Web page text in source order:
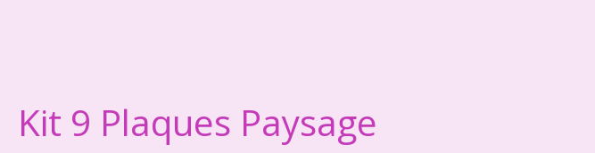
Kit 9 Plaques Paysage